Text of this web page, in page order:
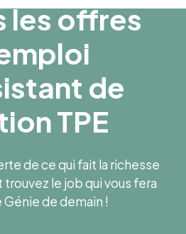
les offres
de
TPE
de ce qui fait la richesse
le job qui vous fera
de demain !